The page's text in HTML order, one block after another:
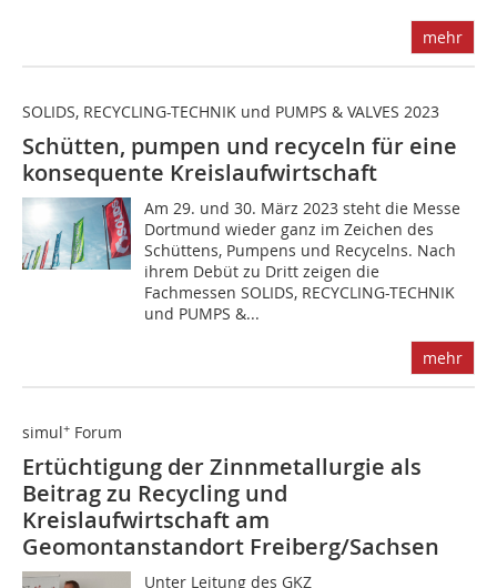
mehr
SOLIDS, RECYCLING-TECHNIK und PUMPS & VALVES 2023
Schütten, pumpen und recyceln für eine
konsequente Kreislaufwirtschaft
Am 29. und 30. März 2023 steht die Messe
Dortmund wieder ganz im Zeichen des
Schüttens, Pumpens und Recycelns. Nach
ihrem Debüt zu Dritt zeigen die
Fachmessen SOLIDS, RECYCLING-TECHNIK
und PUMPS &...
mehr
simul+ Forum
Ertüchtigung der Zinnmetallurgie als
Beitrag zu Recycling und
Kreislaufwirtschaft am
Geomontanstandort Freiberg/Sachsen
Unter Leitung des GKZ